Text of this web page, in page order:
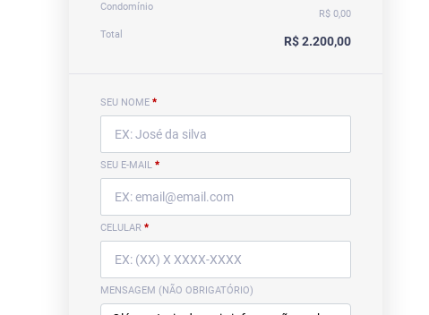
Condomínio
R$ 0,00
Total
R$ 2.200,00
SEU NOME *
SEU E-MAIL *
CELULAR *
MENSAGEM (NÃO OBRIGATÓRIO)